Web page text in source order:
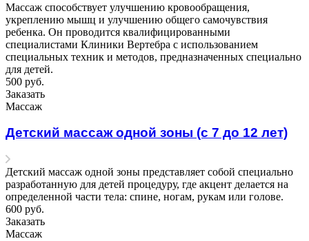
Массаж способствует улучшению кровообращения,
укреплению мышц и улучшению общего самочувствия
ребенка. Он проводится квалифицированными
специалистами Клиники Вертебра с использованием
специальных техник и методов, предназначенных специально
для детей.
500 руб.
Заказать
Массаж
Детский массаж одной зоны (с 7 до 12 лет)
Детский массаж одной зоны представляет собой специально
разработанную для детей процедуру, где акцент делается на
определенной части тела: спине, ногам, рукам или голове.
600 руб.
Заказать
Массаж